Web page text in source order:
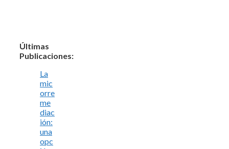
Últimas
Publicaciones:
La
mic
orre
me
diac
ión:
una
opc